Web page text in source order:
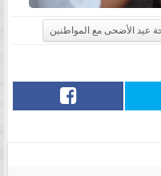
عيد الأضحى مع المواطنين